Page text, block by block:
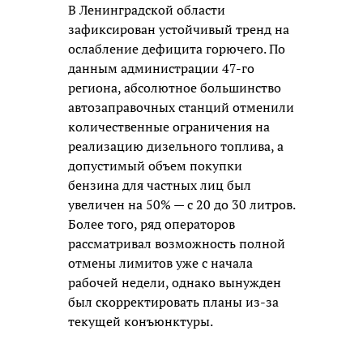
В Ленинградской области
зафиксирован устойчивый тренд на
ослабление дефицита горючего. По
данным администрации 47-го
региона, абсолютное большинство
автозаправочных станций отменили
количественные ограничения на
реализацию дизельного топлива, а
допустимый объем покупки
бензина для частных лиц был
увеличен на 50% — с 20 до 30 литров.
Более того, ряд операторов
рассматривал возможность полной
отмены лимитов уже с начала
рабочей недели, однако вынужден
был скорректировать планы из-за
текущей конъюнктуры.